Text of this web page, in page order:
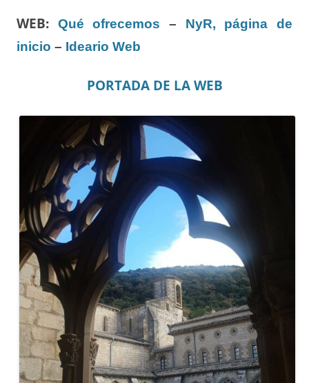
WEB: Qué ofrecemos – NyR, página de
inicio – Ideario Web
PORTADA DE LA WEB